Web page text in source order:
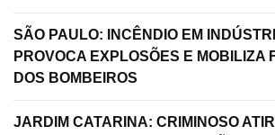
SÃO PAULO: INCÊNDIO EM
PROVOCA EXPLOSÕES E MOBILIZA
DOS BOMBEIROS
JARDIM CATARINA: CRIMINOSO